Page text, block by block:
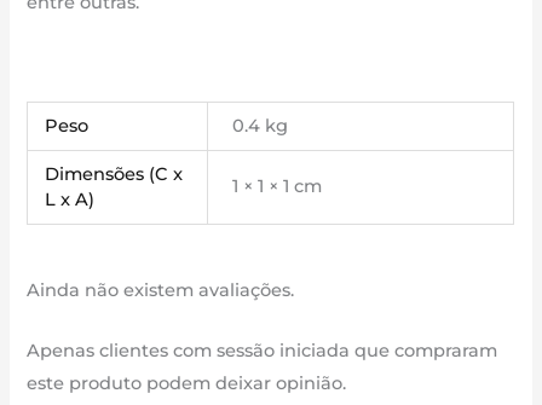
Peso 0.4 kg
Dimensões (C x
L x A)
1 × 1 × 1 cm
Ainda não existem avaliações.
Apenas clientes com sessão iniciada que compraram
este produto podem deixar opinião.